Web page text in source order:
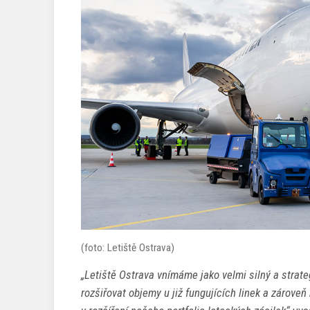
(foto: Letiště Ostrava)
„Letiště Ostrava vnímáme jako velmi silný a
rozšiřovat objemy u již fungujících linek a